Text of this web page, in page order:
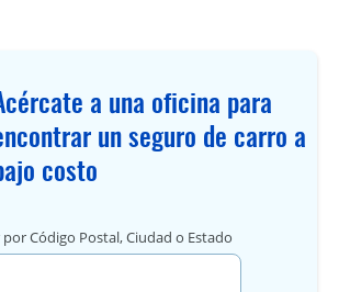
a una oficina para
un seguro de carro a
costo
por Código Postal, Ciudad o Estado